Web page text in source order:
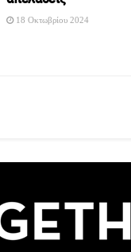
18 Οκτωβρίου 2024